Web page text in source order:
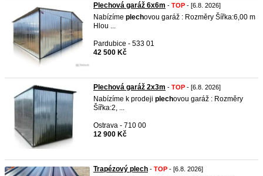
Plechová garáž 6x6m - TOP - [6.8. 2026]
Nabízíme plechovou garáž : Rozměry Šířka:6,00 m
Hlou ...
Pardubice - 533 01
42 500 Kč
Plechová garáž 2x3m - TOP - [6.8. 2026]
Nabízíme k prodeji plechovou garáž : Rozměry
Šířka:2, ...
Ostrava - 710 00
12 900 Kč
Trapézový plech - TOP - [6.8. 2026]